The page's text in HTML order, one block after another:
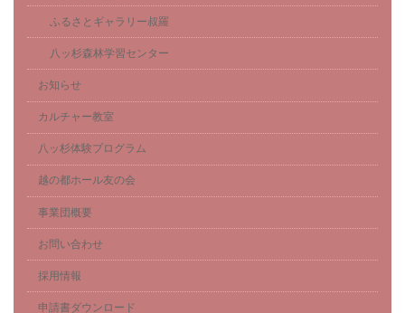
ふるさとギャラリー叔羅
八ッ杉森林学習センター
お知らせ
カルチャー教室
八ッ杉体験プログラム
越の都ホール友の会
事業団概要
お問い合わせ
採用情報
申請書ダウンロード